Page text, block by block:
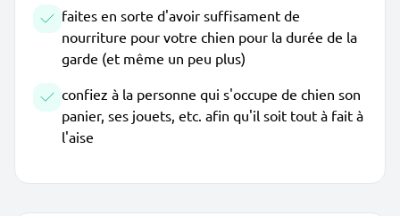
faites en sorte d'avoir suffisament de
nourriture pour votre chien pour la durée de la
garde (et même un peu plus)
confiez à la personne qui s'occupe de chien son
panier, ses jouets, etc. afin qu'il soit tout à fait à
l'aise